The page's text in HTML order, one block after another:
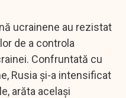
ucrainene au rezistat
de a controla
Confruntată cu
Rusia şi-a intensificat
arăta acelaşi